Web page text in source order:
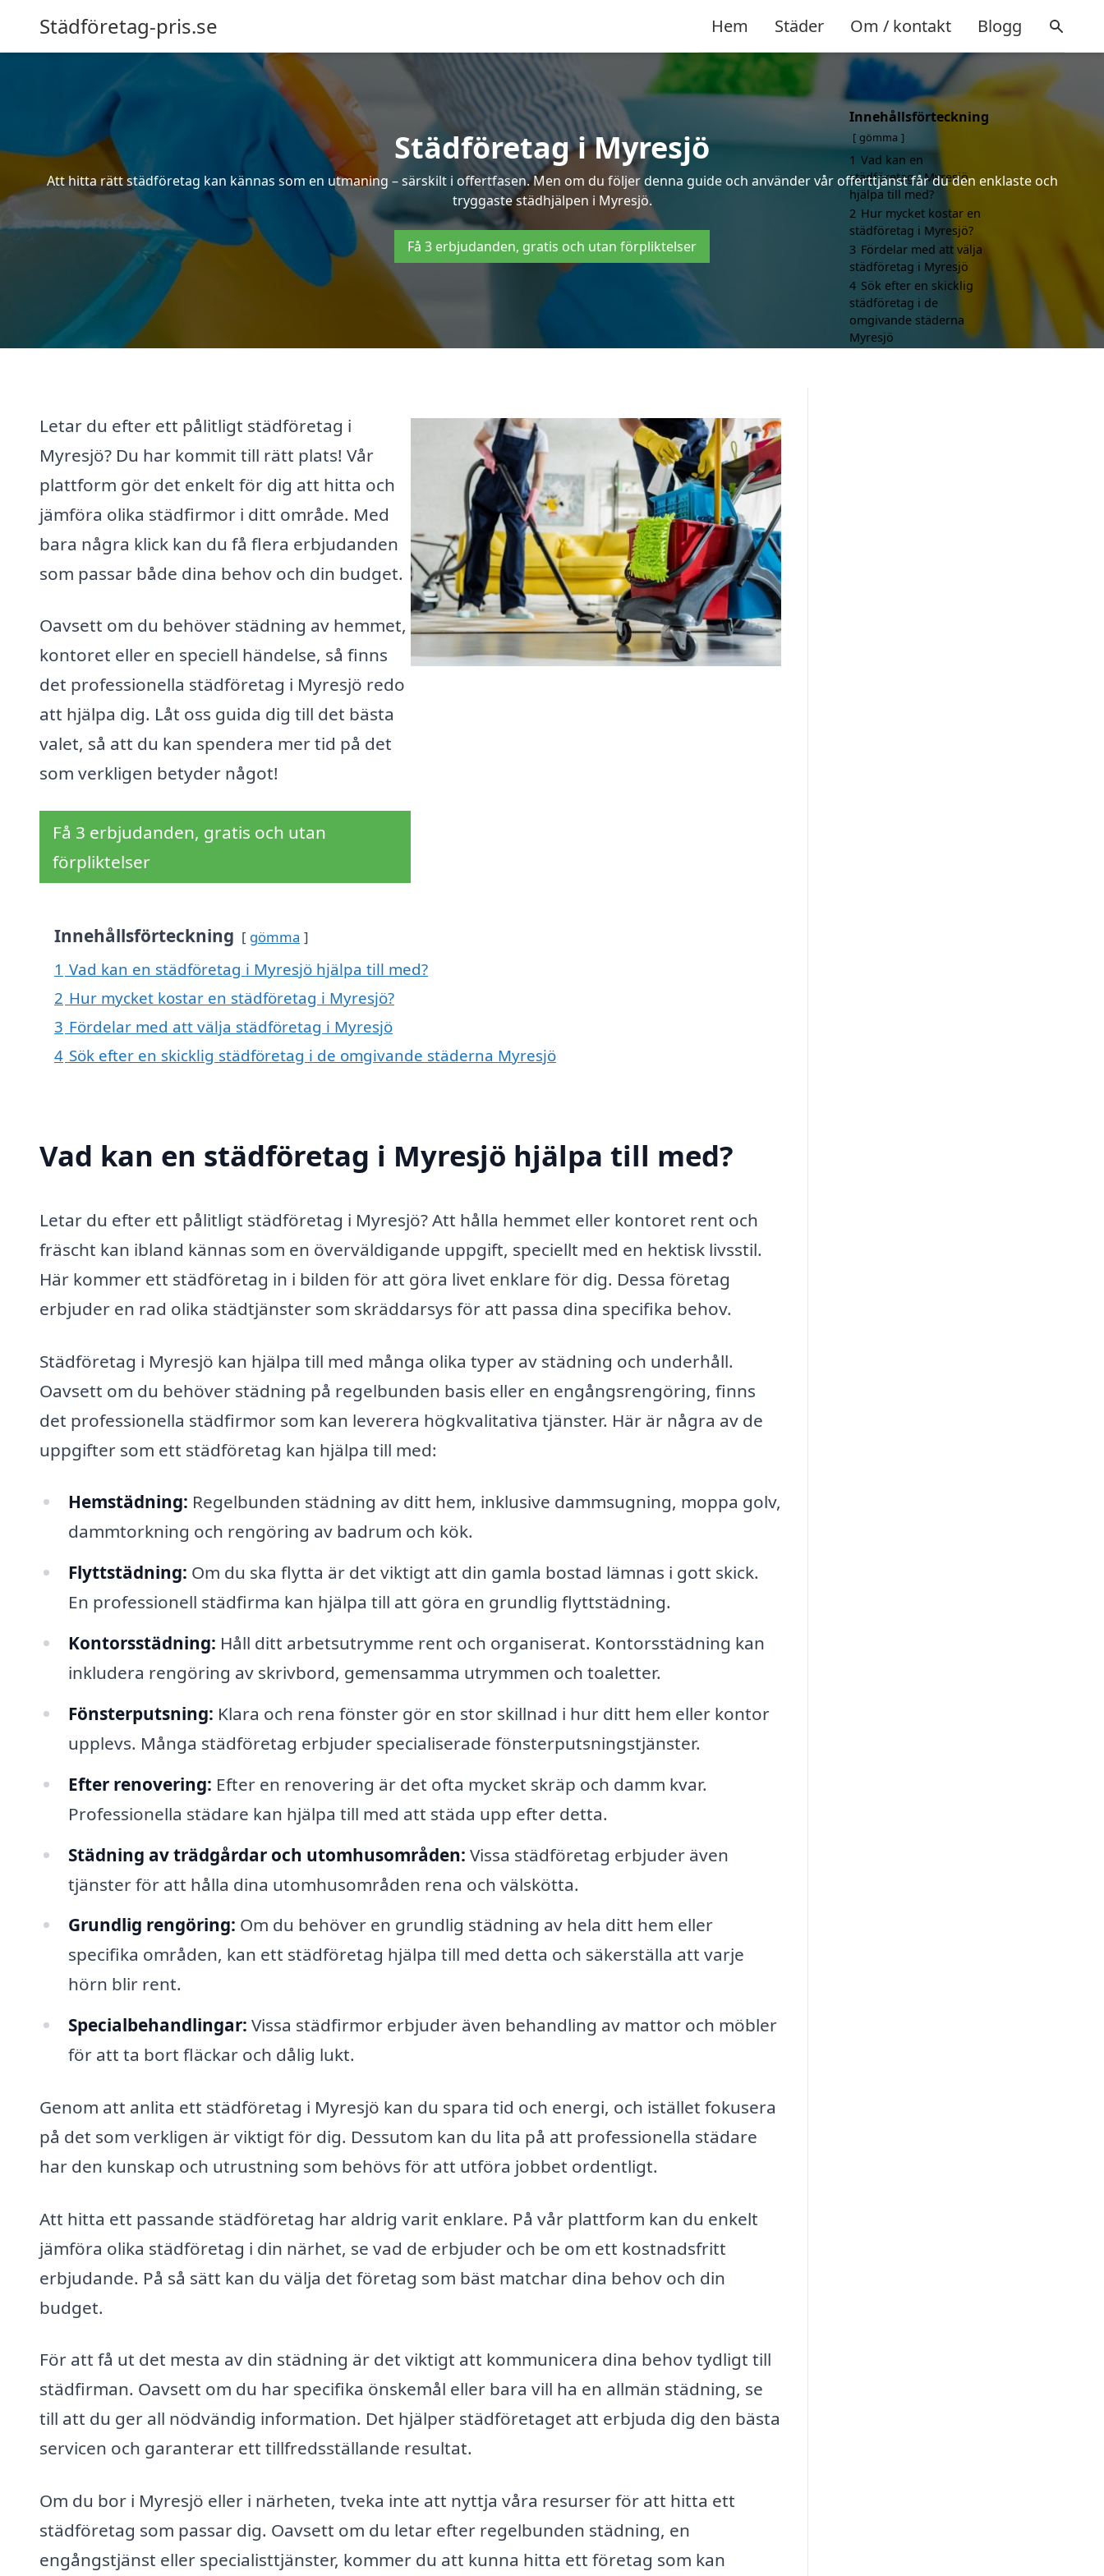
Städföretag-pris.se Hem Städer Om / kontakt Blogg
Städföretag i Myresjö
Att hitta rätt städföretag kan kännas som en utmaning – särskilt i offertfasen. Men om du följer denna guide och använder vår offerttjänst får du den enklaste och
tryggaste städhjälpen i Myresjö.
Få 3 erbjudanden, gratis och utan förpliktelser
Letar du efter ett pålitligt städföretag i
Myresjö? Du har kommit till rätt plats! Vår
plattform gör det enkelt för dig att hitta och
jämföra olika städfirmor i ditt område. Med
bara några klick kan du få flera erbjudanden
som passar både dina behov och din budget.
Oavsett om du behöver städning av hemmet,
kontoret eller en speciell händelse, så finns
det professionella städföretag i Myresjö redo
att hjälpa dig. Låt oss guida dig till det bästa
valet, så att du kan spendera mer tid på det
som verkligen betyder något!
Få 3 erbjudanden, gratis och utan
förpliktelser
Innehållsförteckning gömma
1 Vad kan en städföretag i Myresjö hjälpa till med?
2 Hur mycket kostar en städföretag i Myresjö?
3 Fördelar med att välja städföretag i Myresjö
4 Sök efter en skicklig städföretag i de omgivande städerna Myresjö
Vad kan en städföretag i Myresjö hjälpa till med?
Letar du efter ett pålitligt städföretag i Myresjö? Att hålla hemmet eller kontoret rent och
fräscht kan ibland kännas som en överväldigande uppgift, speciellt med en hektisk livsstil.
Här kommer ett städföretag in i bilden för att göra livet enklare för dig. Dessa företag
erbjuder en rad olika städtjänster som skräddarsys för att passa dina specifika behov.
Städföretag i Myresjö kan hjälpa till med många olika typer av städning och underhåll.
Oavsett om du behöver städning på regelbunden basis eller en engångsrengöring, finns
det professionella städfirmor som kan leverera högkvalitativa tjänster. Här är några av de
uppgifter som ett städföretag kan hjälpa till med:
Hemstädning: Regelbunden städning av ditt hem, inklusive dammsugning, moppa golv,
dammtorkning och rengöring av badrum och kök.
Flyttstädning: Om du ska flytta är det viktigt att din gamla bostad lämnas i gott skick.
En professionell städfirma kan hjälpa till att göra en grundlig flyttstädning.
Kontorsstädning: Håll ditt arbetsutrymme rent och organiserat. Kontorsstädning kan
inkludera rengöring av skrivbord, gemensamma utrymmen och toaletter.
Fönsterputsning: Klara och rena fönster gör en stor skillnad i hur ditt hem eller kontor
upplevs. Många städföretag erbjuder specialiserade fönsterputsningstjänster.
Efter renovering: Efter en renovering är det ofta mycket skräp och damm kvar.
Professionella städare kan hjälpa till med att städa upp efter detta.
Städning av trädgårdar och utomhusområden: Vissa städföretag erbjuder även
tjänster för att hålla dina utomhusområden rena och välskötta.
Grundlig rengöring: Om du behöver en grundlig städning av hela ditt hem eller
specifika områden, kan ett städföretag hjälpa till med detta och säkerställa att varje
hörn blir rent.
Specialbehandlingar: Vissa städfirmor erbjuder även behandling av mattor och möbler
för att ta bort fläckar och dålig lukt.
Genom att anlita ett städföretag i Myresjö kan du spara tid och energi, och istället fokusera
på det som verkligen är viktigt för dig. Dessutom kan du lita på att professionella städare
har den kunskap och utrustning som behövs för att utföra jobbet ordentligt.
Att hitta ett passande städföretag har aldrig varit enklare. På vår plattform kan du enkelt
jämföra olika städföretag i din närhet, se vad de erbjuder och be om ett kostnadsfritt
erbjudande. På så sätt kan du välja det företag som bäst matchar dina behov och din
budget.
För att få ut det mesta av din städning är det viktigt att kommunicera dina behov tydligt till
städfirman. Oavsett om du har specifika önskemål eller bara vill ha en allmän städning, se
till att du ger all nödvändig information. Det hjälper städföretaget att erbjuda dig den bästa
servicen och garanterar ett tillfredsställande resultat.
Om du bor i Myresjö eller i närheten, tveka inte att nyttja våra resurser för att hitta ett
städföretag som passar dig. Oavsett om du letar efter regelbunden städning, en
engångstjänst eller specialisttjänster, kommer du att kunna hitta ett företag som kan
Innehållsförteckning
gömma
1 Vad kan en
städföretag i Myresjö
hjälpa till med?
2 Hur mycket kostar en
städföretag i Myresjö?
3 Fördelar med att välja
städföretag i Myresjö
4 Sök efter en skicklig
städföretag i de
omgivande städerna
Myresjö